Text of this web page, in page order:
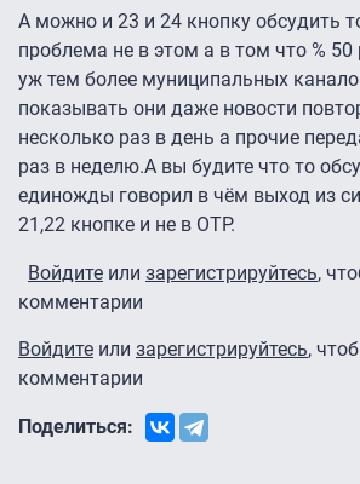
А можно и 23 и 24 кнопку обсудить
проблема не в этом а в том что % 50
уж тем более муниципальных
показывать они даже новости
несколько раз в день а прочие
раз в неделю.А вы будите что то
единожды говорил в чём выход из
21,22 кнопке и не в ОТР.
Войдите или зарегистрируйтесь,
комментарии
Войдите или зарегистрируйтесь,
комментарии
Поделиться: